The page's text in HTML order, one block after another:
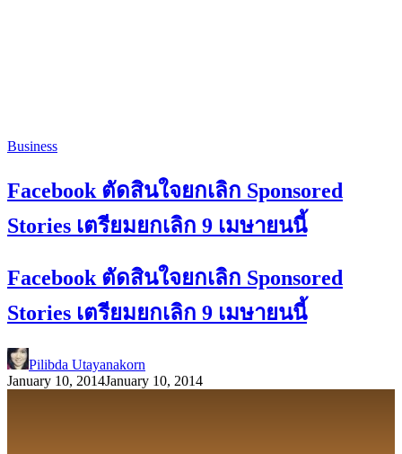
Business
Facebook ตัดสินใจยกเลิก Sponsored
Stories เตรียมยกเลิก 9 เมษายนนี้
Facebook ตัดสินใจยกเลิก Sponsored
Stories เตรียมยกเลิก 9 เมษายนนี้
Pilibda Utayanakorn
January 10, 2014January 10, 2014